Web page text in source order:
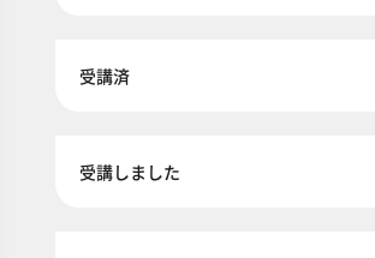
受講済
受講しました